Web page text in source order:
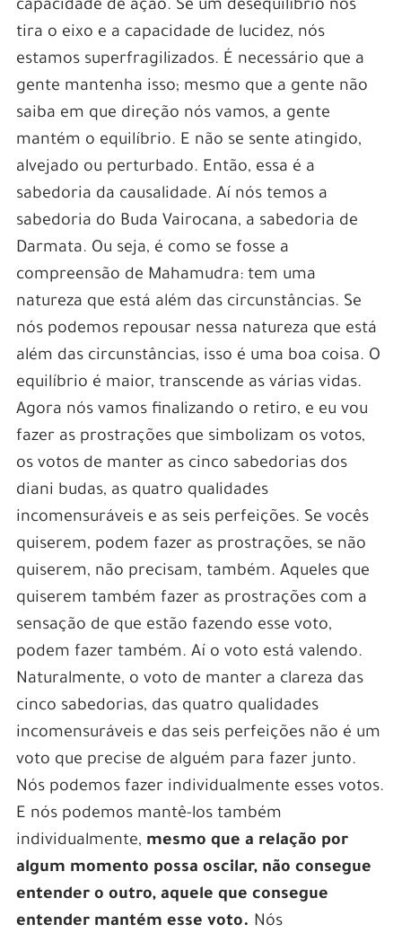
capacidade de ação. Se um desequilíbrio nos
tira o eixo e a capacidade de lucidez, nós
estamos superfragilizados. É necessário que a
gente mantenha isso; mesmo que a gente não
saiba em que direção nós vamos, a gente
mantém o equilíbrio. E não se sente atingido,
alvejado ou perturbado. Então, essa é a
sabedoria da causalidade. Aí nós temos a
sabedoria do Buda Vairocana, a sabedoria de
Darmata. Ou seja, é como se fosse a
compreensão de Mahamudra: tem uma
natureza que está além das circunstâncias. Se
nós podemos repousar nessa natureza que está
além das circunstâncias, isso é uma boa coisa. O
equilíbrio é maior, transcende as várias vidas.
Agora nós vamos finalizando o retiro, e eu vou
fazer as prostrações que simbolizam os votos,
os votos de manter as cinco sabedorias dos
diani budas, as quatro qualidades
incomensuráveis e as seis perfeições. Se vocês
quiserem, podem fazer as prostrações, se não
quiserem, não precisam, também. Aqueles que
quiserem também fazer as prostrações com a
sensação de que estão fazendo esse voto,
podem fazer também. Aí o voto está valendo.
Naturalmente, o voto de manter a clareza das
cinco sabedorias, das quatro qualidades
incomensuráveis e das seis perfeições não é um
voto que precise de alguém para fazer junto.
Nós podemos fazer individualmente esses votos.
E nós podemos mantê-los também
individualmente, mesmo que a relação por
algum momento possa oscilar, não consegue
entender o outro, aquele que consegue
entender mantém esse voto. Nós